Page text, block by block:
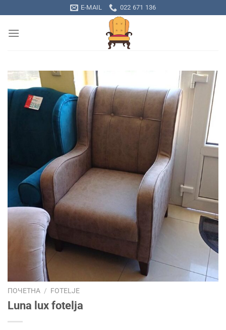
to
content
E-MAIL 022 671 136
ПОЧЕТНА / FOTELJE
Luna lux fotelja